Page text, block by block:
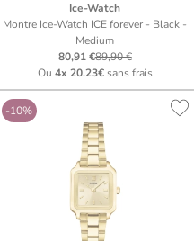
Ice-Watch
Montre Ice-Watch ICE forever - Black -
Medium
80,91 €89,90 €
Ou 4x 20.23€sans frais
-10%